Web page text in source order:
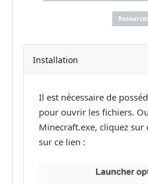
Installation
Il est nécessaire de
pour ouvrir les fichiers.
Minecraft.exe, cliquez sur
sur ce lien :